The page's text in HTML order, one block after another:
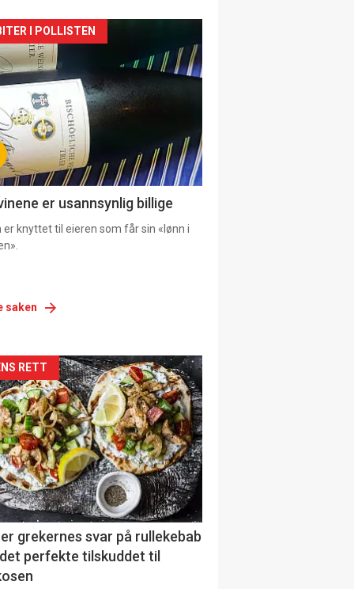
I POLLISTEN
er usannsynlig billige
er knyttet til eieren som får sin «lønn i
saken
RETT
grekernes svar på rullekebab
perfekte tilskuddet til